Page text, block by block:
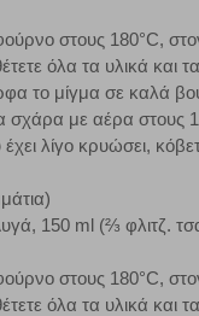
στους 180°C,
όλα τα υλικά και
το μίγμα σε καλά
σχάρα με αέρα στους
λίγο κρυώσει,
150 ml (⅔ φλιτζ.
στους 180°C,
όλα τα υλικά και